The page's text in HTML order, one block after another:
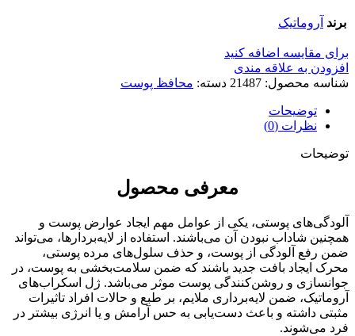
برند آروماتیک
برای مقایسه اضافه کنید
افزودن به علاقه مندی
شناسه محصول: 21487 دسته: محافظ پوست
توضیحات
نظرات (0)
توضیحات
معرفی محصول
آلودگی‌های پوستی، یکی از عوامل مهم ایجاد عوارض پوست و
همچنین شاداب نبودن آن می‌باشند. استفاده از لایه‌بردارها، می‌تواند
ضمن رفع آلودگی از پوست، و حذف سلول‌های مرده پوستی،
محرک ایجاد بافت جدید باشند که ضمن سلامت‌بخشی به پوست، در
جوانسازی و روشن‌کنندگی پوست موثر می‌باشد. ژل اسکراب‌های
آروماتیک، ضمن لایه‌برداری ملایم، بر طبع و حالات افراد تاثیرات
مثبتی داشته و باعث دست‌یابی به حس آرامش و یا انرژی بیشتر در
فرد می‌شوند.